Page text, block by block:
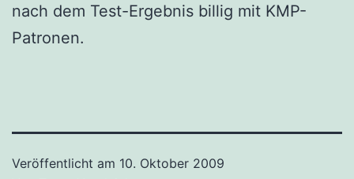
nach dem Test-Ergebnis billig mit KMP-
Patronen.
Veröffentlicht am 10. Oktober 2009